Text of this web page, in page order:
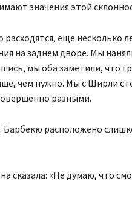
значения этой
еще несколько
на заднем дворе. Мы
мы оба заметили, что
чем нужно. Мы с Ширли
разными.
Барбекю расположено
сказала: «Не думаю, что